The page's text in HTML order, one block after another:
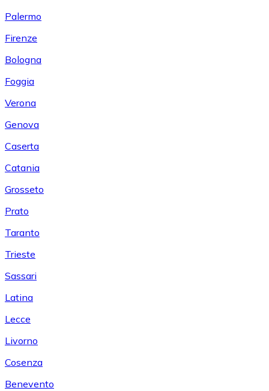
Palermo
Firenze
Bologna
Foggia
Verona
Genova
Caserta
Catania
Grosseto
Prato
Taranto
Trieste
Sassari
Latina
Lecce
Livorno
Cosenza
Benevento